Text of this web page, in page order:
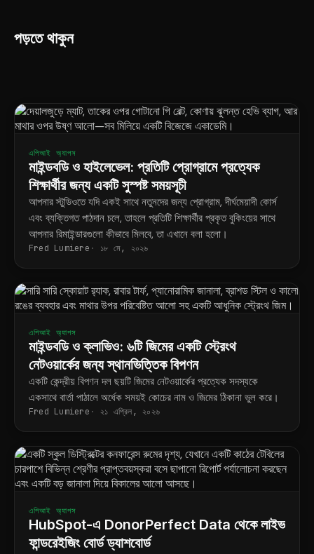
পড়তে থাকুন
এপিআই অ্যাপস
মাইন্ডবডি ও হাইলেভেল: প্রতিটি প্রোগ্রামে প্রত্যেক
শিক্ষার্থীর জন্য একটি সুস্পষ্ট সময়সূচী
আপনার স্টুডিওতে যদি একই সাথে নতুনদের জন্য প্রোগ্রাম, দীর্ঘমেয়াদী কোর্স
এবং ব্যক্তিগত পাঠদান চলে, তাহলে প্রতিটি শিক্ষার্থীর প্রকৃত বুকিংয়ের সাথে
আপনার রিমাইন্ডারগুলো কীভাবে মিলবে, তা এখানে বলা হলো।
Fred Lumiere ১৮ মে, ২০২৬
এপিআই অ্যাপস
মাইন্ডবডি ও ক্লাভিও: ৬টি জিমের একটি স্ট্রেংথ
নেটওয়ার্কের জন্য স্থানভিত্তিক বিপণন
একটি কেন্দ্রীয় বিপণন দল ছয়টি জিমের নেটওয়ার্কের প্রত্যেক সদস্যকে
একসাথে বার্তা পাঠালে অর্ধেক সময়ই কোচের নাম ও জিমের ঠিকানা ভুল করে।
Fred Lumiere ২১ এপ্রিল, ২০২৬
এপিআই অ্যাপস
HubSpot-এ DonorPerfect Data থেকে লাইভ
ফান্ডরেইজিং বোর্ড ড্যাশবোর্ড